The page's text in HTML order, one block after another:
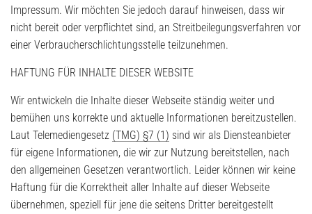
Impressum. Wir möchten Sie jedoch darauf hinweisen, dass wir
nicht bereit oder verpflichtet sind, an Streitbeilegungsverfahren vor
einer Verbraucherschlichtungsstelle teilzunehmen.
HAFTUNG FÜR INHALTE DIESER WEBSITE
Wir entwickeln die Inhalte dieser Webseite ständig weiter und
bemühen uns korrekte und aktuelle Informationen bereitzustellen.
Laut Telemediengesetz (TMG) §7 (1) sind wir als Diensteanbieter
für eigene Informationen, die wir zur Nutzung bereitstellen, nach
den allgemeinen Gesetzen verantwortlich. Leider können wir keine
Haftung für die Korrektheit aller Inhalte auf dieser Webseite
übernehmen, speziell für jene die seitens Dritter bereitgestellt